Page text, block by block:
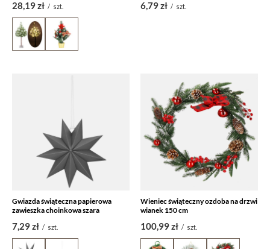
28,19 zł / szt. 6,79 zł / szt.
Gwiazda świąteczna papierowa
zawieszka choinkowa szara
7,29 zł / szt.
Wieniec świąteczny ozdoba na drzwi
wianek 150 cm
100,99 zł / szt.